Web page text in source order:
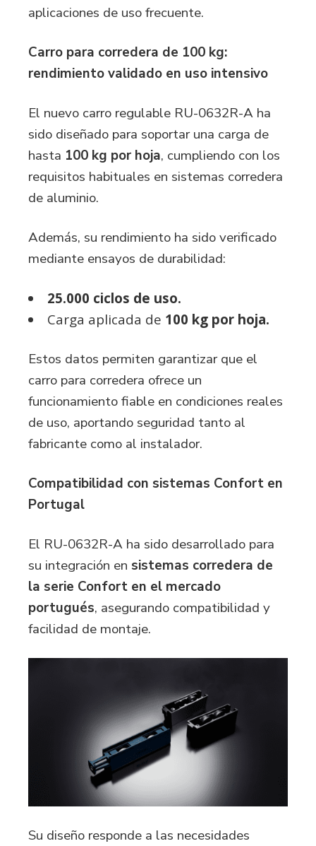
aplicaciones de uso frecuente.
Carro para corredera de 100 kg:
rendimiento validado en uso intensivo
El nuevo carro regulable RU-0632R-A ha
sido diseñado para soportar una carga de
hasta 100 kg por hoja, cumpliendo con los
requisitos habituales en sistemas corredera
de aluminio.
Además, su rendimiento ha sido verificado
mediante ensayos de durabilidad:
25.000 ciclos de uso.
Carga aplicada de 100 kg por hoja.
Estos datos permiten garantizar que el
carro para corredera ofrece un
funcionamiento fiable en condiciones reales
de uso, aportando seguridad tanto al
fabricante como al instalador.
Compatibilidad con sistemas Confort en
Portugal
El RU-0632R-A ha sido desarrollado para
su integración en sistemas corredera de
la serie Confort en el mercado
portugués, asegurando compatibilidad y
facilidad de montaje.
Su diseño responde a las necesidades